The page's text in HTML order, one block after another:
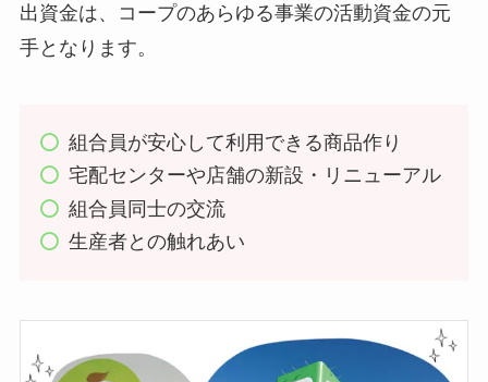
出資金は、コープのあらゆる事業の活動資金の元
手となります。
組合員が安心して利用できる商品作り
宅配センターや店舗の新設・リニューアル
組合員同士の交流
生産者との触れあい